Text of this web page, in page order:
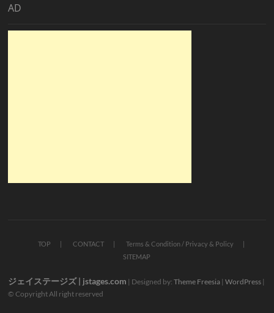
AD
TOP CONTACT
Terms & Condition / Privacy & Policy
SITEMAP
ジェイステージズ | jstages.com | Designed by:Theme Freesia |WordPress |
© Copyright All right reserved